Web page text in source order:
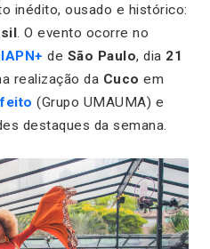
inédito, ousado e histórico:
. O evento ocorre no
de São Paulo, dia 21
realização da Cuco em
(Grupo UMAUMA) e
destaques da semana.